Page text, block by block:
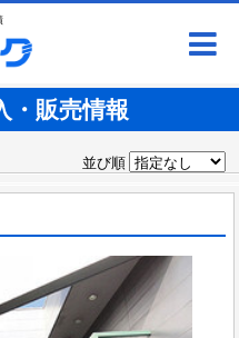
・販売情報
並び順